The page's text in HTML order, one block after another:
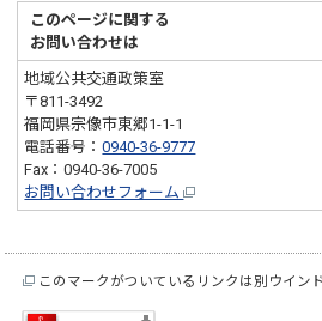
このページに関する
お問い合わせは
地域公共交通政策室
〒811-3492
福岡県宗像市東郷1-1-1
電話番号：0940-36-9777
Fax：0940-36-7005
お問い合わせフォーム
このマークがついているリンクは別ウイン